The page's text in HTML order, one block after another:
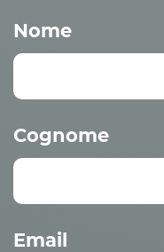
Nome
Cognome
Email